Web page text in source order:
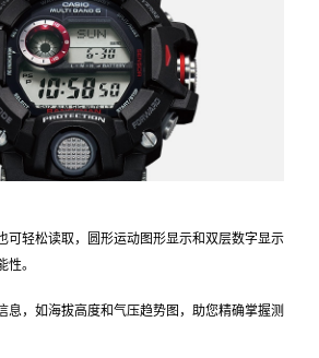
可轻松读取，圆形运动图形显示和双层数字显示
。
息，如海拔高度和气压趋势图，助您精确掌握测